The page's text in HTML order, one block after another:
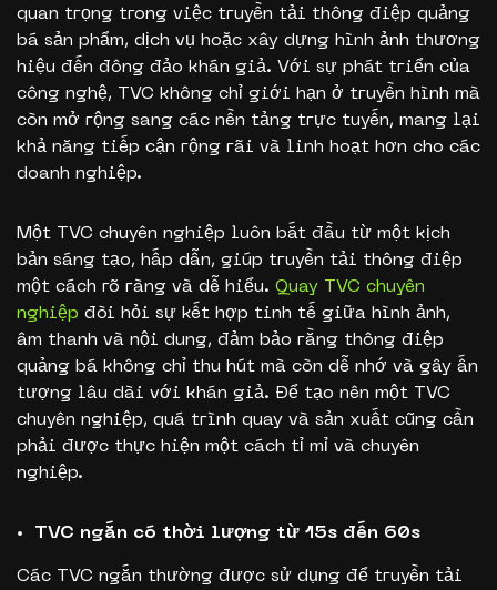
quan trọng trong việc truyền tải thông điệp quảng
bá sản phẩm, dịch vụ hoặc xây dựng hình ảnh thương
hiệu đến đông đảo khán giả. Với sự phát triển của
công nghệ, TVC không chỉ giới hạn ở truyền hình mà
còn mở rộng sang các nền tảng trực tuyến, mang lại
khả năng tiếp cận rộng rãi và linh hoạt hơn cho các
doanh nghiệp.
Một TVC chuyên nghiệp luôn bắt đầu từ một kịch
bản sáng tạo, hấp dẫn, giúp truyền tải thông điệp
một cách rõ ràng và dễ hiểu. Quay TVC chuyên
nghiệp đòi hỏi sự kết hợp tinh tế giữa hình ảnh,
âm thanh và nội dung, đảm bảo rằng thông điệp
quảng bá không chỉ thu hút mà còn dễ nhớ và gây ấn
tượng lâu dài với khán giả. Để tạo nên một TVC
chuyên nghiệp, quá trình quay và sản xuất cũng cần
phải được thực hiện một cách tỉ mỉ và chuyên
nghiệp.
TVC ngắn có thời lượng từ 15s đến 60s
Các TVC ngắn thường được sử dụng để truyền tải